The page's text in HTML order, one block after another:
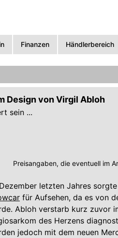
Finanzen Händlerbereich
Design von Virgil Abloh
sein ...
Preisangaben, die eventuell im
letzten Jahres
für Aufsehen, da es von
Abloh verstarb kurz zuvor
des Herzens
jedoch mit dem neuen